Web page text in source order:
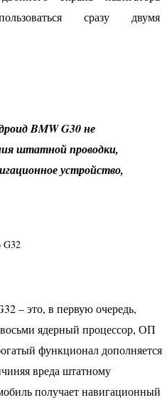
сразу двумя
BMWG30не
штатной проводки,
устройство,
G32
– это, в первую очередь,
ядерный процессор, ОП
функционал дополняется
вреда штатному
получает навигационный